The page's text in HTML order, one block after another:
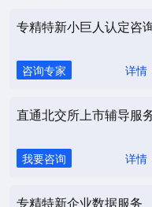
专精特新小巨人认定咨
咨询专家 详情
直通北交所上市辅导服
我要咨询 详情
专精特新企业数据服务